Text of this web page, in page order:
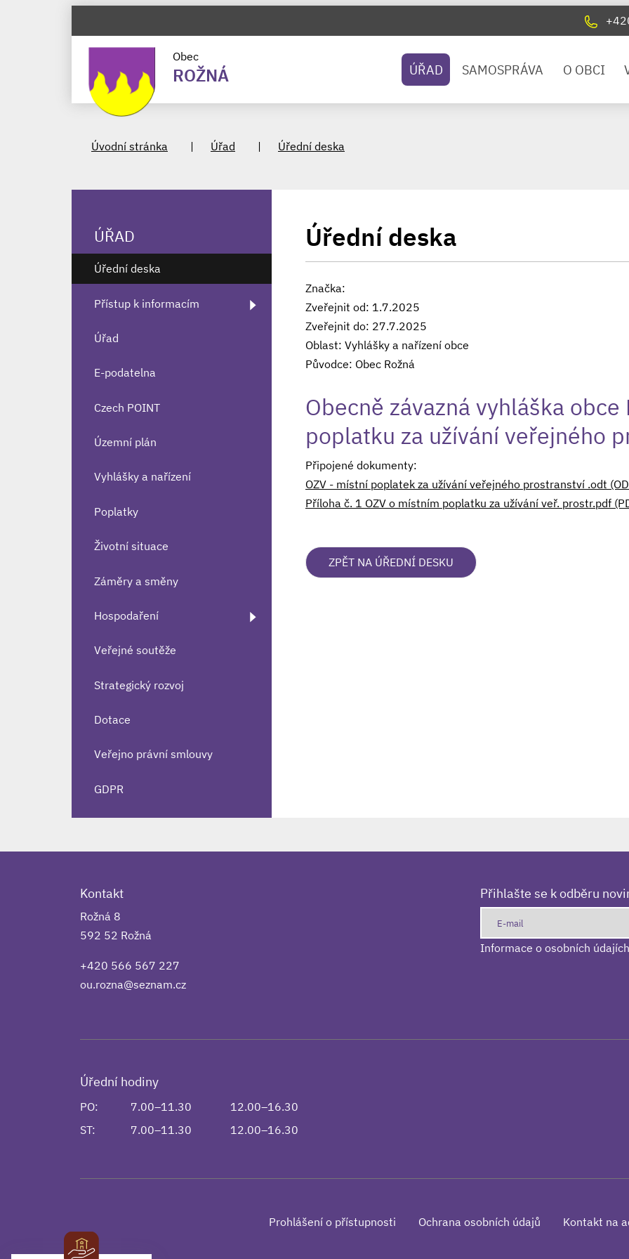
Obec
ROŽNÁ ÚŘAD SAMOSPRÁVA O OBCI
Úvodní stránka Úřad Úřední deska
Úřední deska
Značka:
Zveřejnit od: 1.7.2025
Zveřejnit do: 27.7.2025
Oblast: Vyhlášky a nařízení obce
Původce: Obec Rožná
Obecně závazná vyhláška
poplatku za užívání veřejného
Připojené dokumenty:
OZV - místní poplatek za užívání veřejného prostranství .odt
Příloha č. 1 OZV o místním poplatku za užívání veř. prostr.pdf
ZPĚT NA ÚŘEDNÍ DESKU
ÚŘAD
Úřední deska
Přístup k informacím
Úřad
E-podatelna
Czech POINT
Územní plán
Vyhlášky a nařízení
Poplatky
Životní situace
Záměry a směny
Hospodaření
Veřejné soutěže
Strategický rozvoj
Dotace
Veřejno právní smlouvy
GDPR
Kontakt
Rožná 8
592 52 Rožná
+420 566 567 227
ou.rozna@seznam.cz
Přihlašte se k odběru
Informace o osobních údajích
Úřední hodiny
PO: 7.00–11.30
12.00–16.30
ST:
7.00–11.30 12.00–16.30
Prohlášení o přístupnosti Ochrana osobních údajů Kontakt na